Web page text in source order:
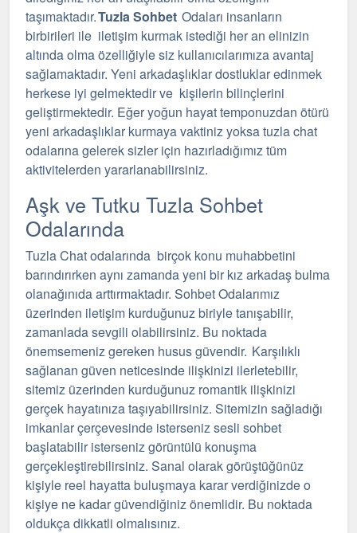
taşımaktadır.Tuzla Sohbet Odaları insanların
birbirileri ile iletişim kurmak istediği her an elinizin
altında olma özelliğiyle siz kullanıcılarımıza avantaj
sağlamaktadır. Yeni arkadaşlıklar dostluklar edinmek
herkese iyi gelmektedir ve kişilerin bilinçlerini
geliştirmektedir. Eğer yoğun hayat temponuzdan ötürü
yeni arkadaşlıklar kurmaya vaktiniz yoksa tuzla chat
odalarına gelerek sizler için hazırladığımız tüm
aktivitelerden yararlanabilirsiniz.
Aşk ve Tutku Tuzla Sohbet
Odalarında
Tuzla Chat odalarında birçok konu muhabbetini
barındırırken aynı zamanda yeni bir kız arkadaş bulma
olanağınıda arttırmaktadır. Sohbet Odalarımız
üzerinden iletişim kurduğunuz biriyletanışabilir,
zamanladasevgili olabilirsiniz. Bu noktada
önemsemeniz gereken husus güvendir. Karşılıklı
sağlanan güven neticesinde ilişkinizi ilerletebilir,
sitemiz üzerinden kurduğunuz romantik ilişkinizi
gerçek hayatınıza taşıyabilirsiniz. Sitemizin sağladığı
imkanlar çerçevesinde isterseniz sesli sohbet
başlatabilir isterseniz görüntülü konuşma
gerçekleştirebilirsiniz. Sanal olarak görüştüğünüz
kişiyle reel hayatta buluşmaya karar verdiğinizde o
kişiye ne kadar güvendiğiniz önemlidir. Bu noktada
oldukça dikkatli olmalısınız.